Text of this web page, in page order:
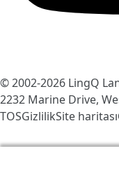
© 2002-2026 LingQ
2232 Marine Drive,
TOSGizlilikSite haritası